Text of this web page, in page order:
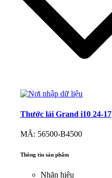
Thước lái Grand i10 24-17
MÃ: 56500-B4500
Thông tin sản phẩm
Nhãn hiệu